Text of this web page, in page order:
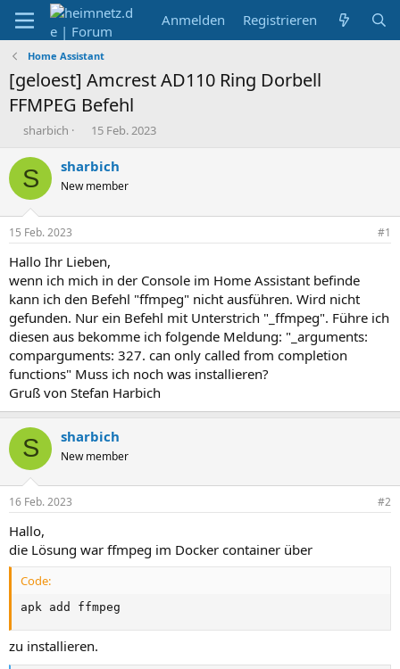
Anmelden Registrieren
Home Assistant
[geloest] Amcrest AD110 Ring Dorbell
FFMPEG Befehl
E
s
t
e
r
sharbich
E
s
e
t
a
m
15 Feb. 2023
S sharbich
New member
15 Feb. 2023 #1
Hallo Ihr Lieben,
wenn ich mich in der Console im Home Assistant befinde
kann ich den Befehl "ffmpeg" nicht ausführen. Wird nicht
gefunden. Nur ein Befehl mit Unterstrich "_ffmpeg". Führe ich
diesen aus bekomme ich folgende Meldung: "_arguments:
comparguments: 327. can only called from completion
functions" Muss ich noch was installieren?
Gruß von Stefan Harbich
S sharbich
New member
16 Feb. 2023 #2
Hallo,
die Lösung war ffmpeg im Docker container über
Code:
apk add ffmpeg
zu installieren.